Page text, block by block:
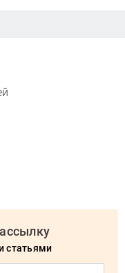
статьями